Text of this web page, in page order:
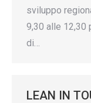
sviluppo
9,30 alle 12,30
di…
LEAN IN